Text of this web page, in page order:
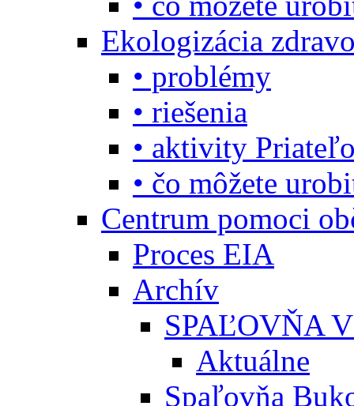
Ekologizácia
• problémy
• riešenia
• aktivity
• čo môžete
Centrum pomoci
Proces EIA
Archív
SPAĽOVŇA
Aktuálne
Spaľovňa